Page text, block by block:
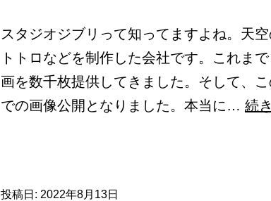
スタジオジブリって知ってますよね。天
トトロなどを制作した会社です。これま
画を数千枚提供してきました。そして、
での画像公開となりました。本当に… 続
投稿日: 2022年8月13日